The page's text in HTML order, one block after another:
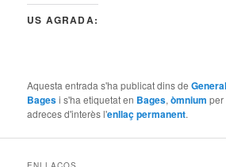
US AGRADA:
Aquesta entrada s'ha publicat dins deGeneral
Bagesi s'ha etiquetat en Bages,òmnium per
adreces d'interès l'enllaç permanent.